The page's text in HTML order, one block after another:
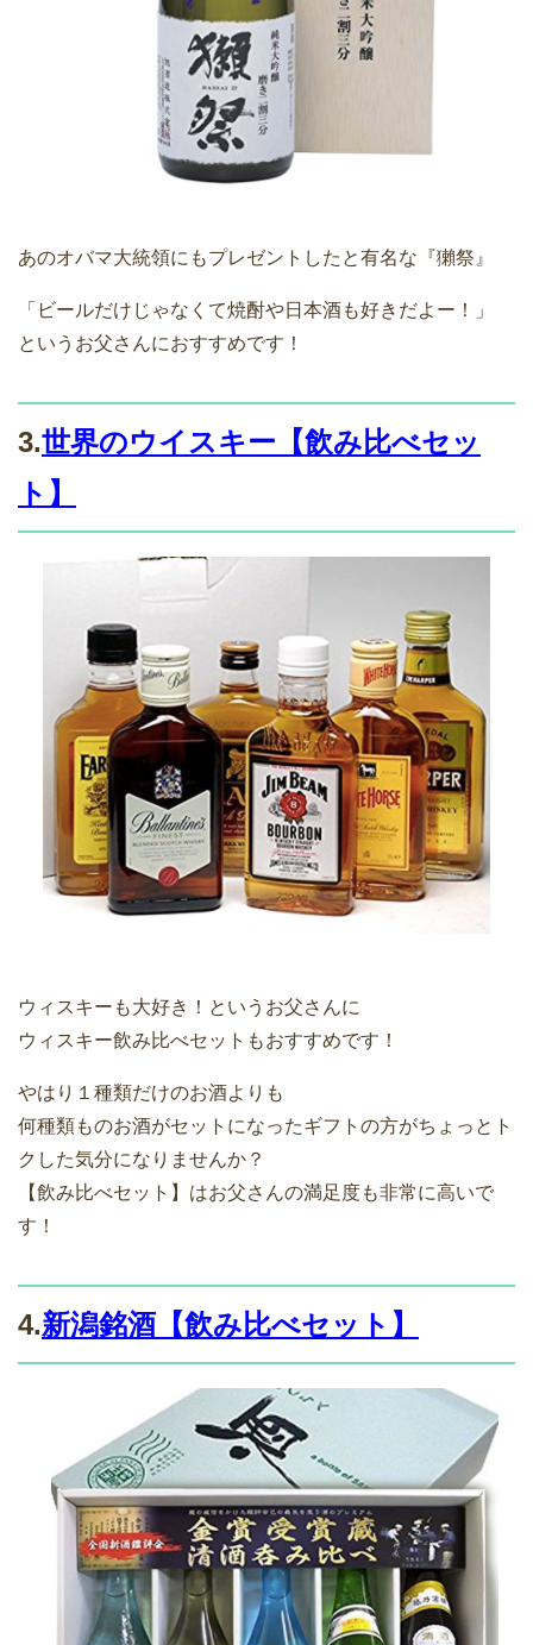
あのオバマ大統領にもプレゼントしたと有名な『獺祭』
「ビールだけじゃなくて焼酎や日本酒も好きだよー！」
というお父さんにおすすめです！
3.世界のウイスキー【飲み比べセッ
ト】
ウィスキーも大好き！というお父さんに
ウィスキー飲み比べセットもおすすめです！
やはり１種類だけのお酒よりも
何種類ものお酒がセットになったギフトの方がちょっとト
クした気分になりませんか？
【飲み比べセット】はお父さんの満足度も非常に高いで
す！
4.新潟銘酒【飲み比べセット】